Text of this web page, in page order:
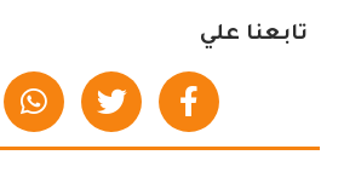
تابعنا علي